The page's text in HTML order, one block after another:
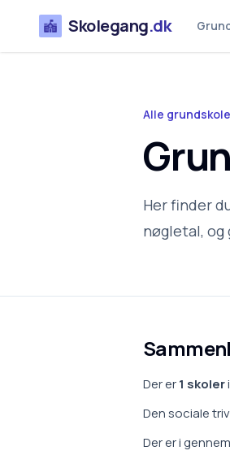
Skolegang.dk
Alle
Her finder
nøgletal,
Der er1 skoleri
Den sociale
Der er i